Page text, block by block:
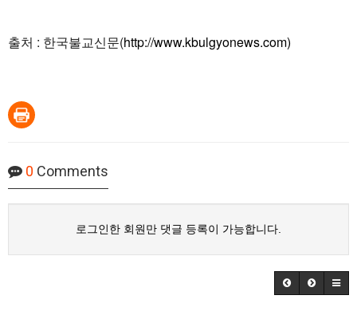
출처 : 한국불교신문(http://www.kbulgyonews.com)
0 Comments
로그인한 회원만 댓글 등록이 가능합니다.